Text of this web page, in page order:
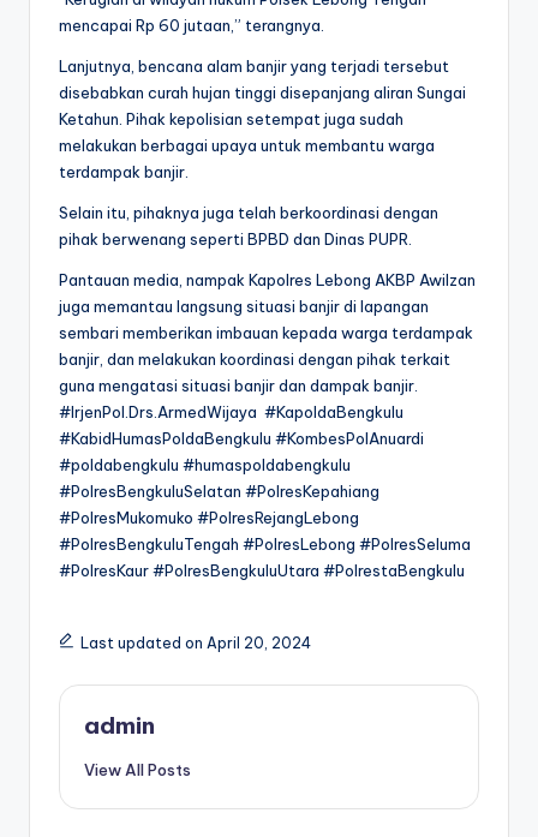
mencapai Rp 60 jutaan,” terangnya.
Lanjutnya, bencana alam banjir yang terjadi tersebut
disebabkan curah hujan tinggi disepanjang aliran Sungai
Ketahun. Pihak kepolisian setempat juga sudah
melakukan berbagai upaya untuk membantu warga
terdampak banjir.
Selain itu, pihaknya juga telah berkoordinasi dengan
pihak berwenang seperti BPBD dan Dinas PUPR.
Pantauan media, nampak Kapolres Lebong AKBP Awilzan
juga memantau langsung situasi banjir di lapangan
sembari memberikan imbauan kepada warga terdampak
banjir, dan melakukan koordinasi dengan pihak terkait
guna mengatasi situasi banjir dan dampak banjir.
#IrjenPol.Drs.ArmedWijaya #KapoldaBengkulu
#KabidHumasPoldaBengkulu #KombesPolAnuardi
#poldabengkulu #humaspoldabengkulu
#PolresBengkuluSelatan #PolresKepahiang
#PolresMukomuko #PolresRejangLebong
#PolresBengkuluTengah #PolresLebong #PolresSeluma
#PolresKaur #PolresBengkuluUtara #PolrestaBengkulu
Last updated on April 20, 2024
admin
View All Posts